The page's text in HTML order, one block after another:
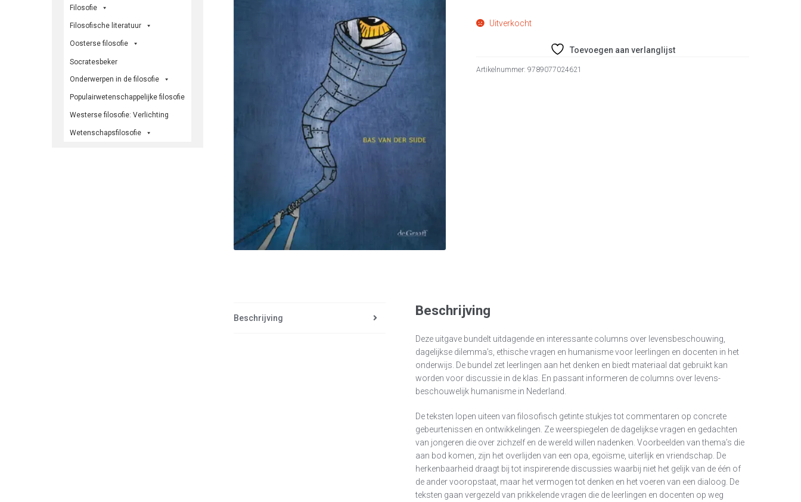
Uitverkocht
Toevoegen aan verlanglijst
Artikelnummer:9789077024621
Beschrijving Beschrijving
Deze uitgave bundelt uitdagende en interessante columns over levensbeschouwing,
dagelijkse dilemma’s, ethische vragen en humanisme voor leerlingen en docenten in het
onderwijs. De bundel zet leerlingen aan het denken en biedt materiaal dat gebruikt kan
worden voor discussie in de klas. En passant informeren de columns over levens-
beschouwelijk humanisme in Nederland.
De teksten lopen uiteen van filosofisch getinte stukjes tot commentaren op concrete
gebeurtenissen en ontwikkelingen. Ze weerspiegelen de dagelijkse vragen en gedachten
van jongeren die over zichzelf en de wereld willen nadenken. Voorbeelden van thema’s die
aan bod komen, zijn het overlijden van een opa, egoïsme, uiterlijk en vriendschap. De
herkenbaarheid draagt bij tot inspirerende discussies waarbij niet het gelijk van de één of
de ander vooropstaat, maar het vermogen tot denken en het voeren van een dialoog. De
teksten gaan vergezeld van prikkelende vragen die de leerlingen en docenten op weg
Filosofie
Filosofische literatuur
Oosterse filosofie
Socratesbeker
Onderwerpen in de filosofie
Populairwetenschappelijke filosofie
Westerse filosofie: Verlichting
Wetenschapsfilosofie